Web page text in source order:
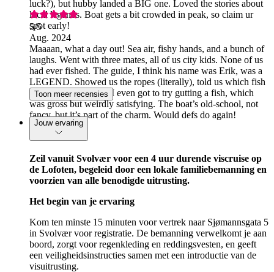
luck?), but hubby landed a BIG one. Loved the stories about
local legends. Boat gets a bit crowded in peak, so claim ur
spot early!
5/5
Aug. 2024
Maaaan, what a day out! Sea air, fishy hands, and a bunch of
laughs. Went with three mates, all of us city kids. None of us
had ever fished. The guide, I think his name was Erik, was a
LEGEND. Showed us the ropes (literally), told us which fish
were worth keeping. I even got to try gutting a fish, which
was gross but weirdly satisfying. The boat’s old-school, not
fancy, but it’s part of the charm. Would defs do again!
Toon meer recensies
Jouw ervaring
Zeil vanuit Svolvær voor een 4 uur durende viscruise op
de Lofoten, begeleid door een lokale familiebemanning en
voorzien van alle benodigde uitrusting.
Het begin van je ervaring
Kom ten minste 15 minuten voor vertrek naar Sjømannsgata 5
in Svolvær voor registratie. De bemanning verwelkomt je aan
boord, zorgt voor regenkleding en reddingsvesten, en geeft
een veiligheidsinstructies samen met een introductie van de
visuitrusting.